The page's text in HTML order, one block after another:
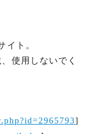
イト。
使用しないでく
]